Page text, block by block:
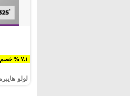
٧.١ % خصم
لولو